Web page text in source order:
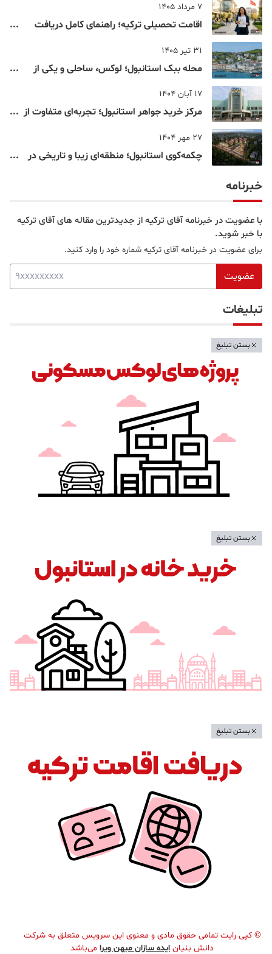
7 مرداد 1405
اقامت تحصیلی ترکیه؛ راهنمای کامل دریافت
31 تیر 1405
محله ببک استانبول؛ لوکس، ساحلی و یکی از
17 آبان 1404
مرکز خرید جواهر استانبول؛ تجربه‌ای متفاوت از
27 مهر 1404
چکمه‌کوی استانبول؛ منطقه‌ای زیبا و تاریخی در
خبرنامه
با عضویت در خبرنامه آقای ترکیه از جدیدترین مقاله های آقای ترکیه
با خبر شوید.
برای عضویت در خبرنامه آقای ترکیه شماره خود را وارد کنید.
عضویت
تبلیغات
بستن تبلیغ
بستن تبلیغ
بستن تبلیغ
© کپی رایت تمامی حقوق مادی و معنوی این سرویس متعلق به شرکت
دانش بنیان ایده سازان میهن ویرا می‌باشد